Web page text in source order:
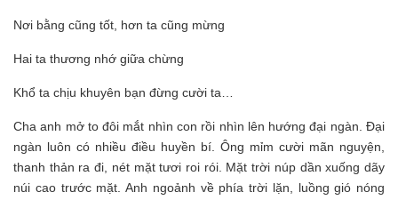
Nơi bằng cũng tốt, hơn ta cũng mừng
Hai ta thương nhớ giữa chừng
Khổ ta chịu khuyên bạn đừng cười ta…
Cha anh mở to đôi mắt nhìn con rồi nhìn lên hướng đại ngàn. Đại
ngàn luôn có nhiều điều huyền bí. Ông mỉm cười mãn nguyện,
thanh thản ra đi, nét mặt tươi roi rói. Mặt trời núp dần xuống dãy
núi cao trước mặt. Anh ngoảnh về phía trời lặn, luồng gió nóng